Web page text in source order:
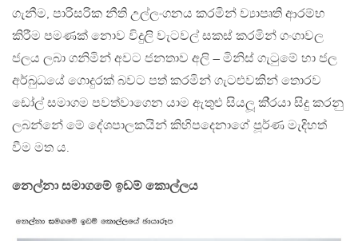
ගැනීම, පාරිසරික නීති උල්ලංගනය කරමින් ව්‍යාපෘති ආරම්භ
කිරීම පමණක් නොව විදුලි වැටවල් සකස් කරමින් ගංගාවල
ජලය ලබා ගනිමින් අවට ජනතාව අලි – මිනිස් ගැටුමේ හා ජල
අර්බුධයේ ගොදුරක් බවට පත් කරමින් ගැටළුවකින් තොරව
ඩෝල් සමාගම පවත්වාගෙන යාම ඇතුළු සියලූ කි‍්‍රයා සිදු කරනු
ලබන්නේ මේ දේශපාලකයින් කිහිපදෙනාගේ පූර්ණ මැදිහත්
වීම මත ය.
නෙල්නා සමාගමේ ඉඩම් කොල්ලය